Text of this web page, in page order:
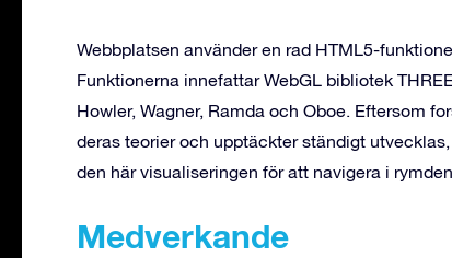
Webbplatsen använder en rad HTML5-
Funktionerna innefattar WebGL bibliotek
Howler, Wagner, Ramda och Oboe. Eftersom
deras teorier och upptäckter ständigt
den här visualiseringen för att navigera i
Medverkande